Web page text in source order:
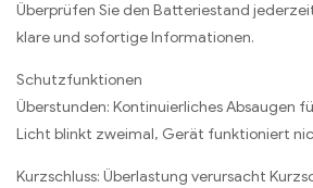
Überprüfen Sie den Batteriestand
klare und sofortige Informationen.
Schutzfunktionen
Überstunden: Kontinuierliches Absaugen
Licht blinkt zweimal, Gerät funktioniert
Kurzschluss: Überlastung verursacht